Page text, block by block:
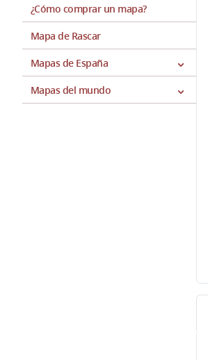
¿Cómo comprar un mapa?
Mapa de Rascar
Mapas de España
Mapas del mundo